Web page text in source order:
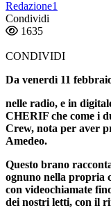
Redazione1
Condividi
1635
CONDIVIDI
Da venerdì 11
nelle radio, e in
CHERIF che come i
Crew, nota per aver
Amedeo.
Questo brano
ognuno nella propria
con videochiamate
dei nostri letti, con il